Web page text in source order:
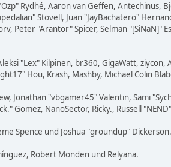
Rydhé, Aaron van Geffen,
Stovell, Juan "JayBachatero"
Peter "Arantor" Spicer, Selman
"Lex" Kilpinen, br360, GigaWatt, ziycon,
Hou, Krash, Mashby, Michael Colin
Jonathan "vbgamer45" Valentin, Sami
Gomez, NanoSector, Ricky., Russell
Spence und Joshua "groundup" Dickerson.
Robert Monden und Relyana.